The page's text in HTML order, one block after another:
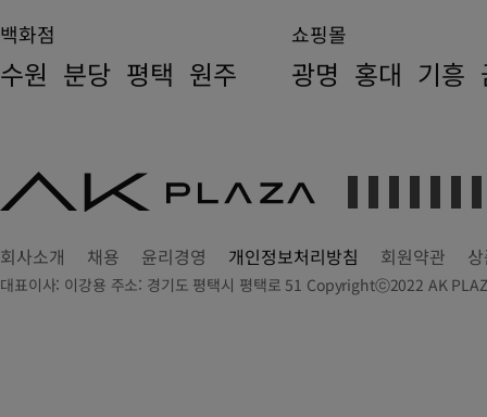
백화점
수원 분당 평택 원주
쇼핑몰
광명 홍대 기흥
PLAZA
회사소개
채용 윤리경영 개인정보처리방침 회원약관
대표이사: 이강용 주소: 경기도 평택시 평택로 51 Copyrightⓒ2022 AK